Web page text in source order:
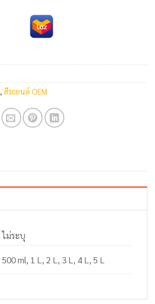
, สีรถยนต์ OEM
ไม่ระบุ
500 ml, 1 L, 2 L, 3 L, 4 L, 5 L